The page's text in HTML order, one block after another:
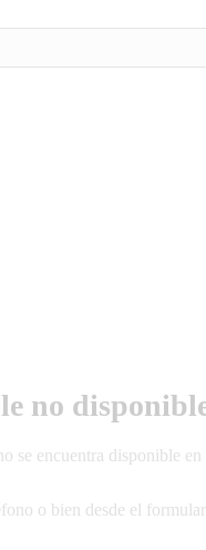
no
se encuentra disponible en
o bien desde el